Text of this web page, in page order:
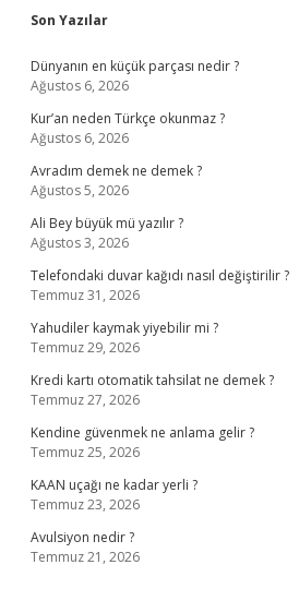
Sidebar
Son Yazılar
Dünyanın en küçük parçası nedir ?
Ağustos 6, 2026
Kur’an neden Türkçe okunmaz ?
Ağustos 6, 2026
Avradım demek ne demek ?
Ağustos 5, 2026
Ali Bey büyük mü yazılır ?
Ağustos 3, 2026
Telefondaki duvar kağıdı nasıl değiştirilir ?
Temmuz 31, 2026
Yahudiler kaymak yiyebilir mi ?
Temmuz 29, 2026
Kredi kartı otomatik tahsilat ne demek ?
Temmuz 27, 2026
Kendine güvenmek ne anlama gelir ?
Temmuz 25, 2026
KAAN uçağı ne kadar yerli ?
Temmuz 23, 2026
Avulsiyon nedir ?
Temmuz 21, 2026